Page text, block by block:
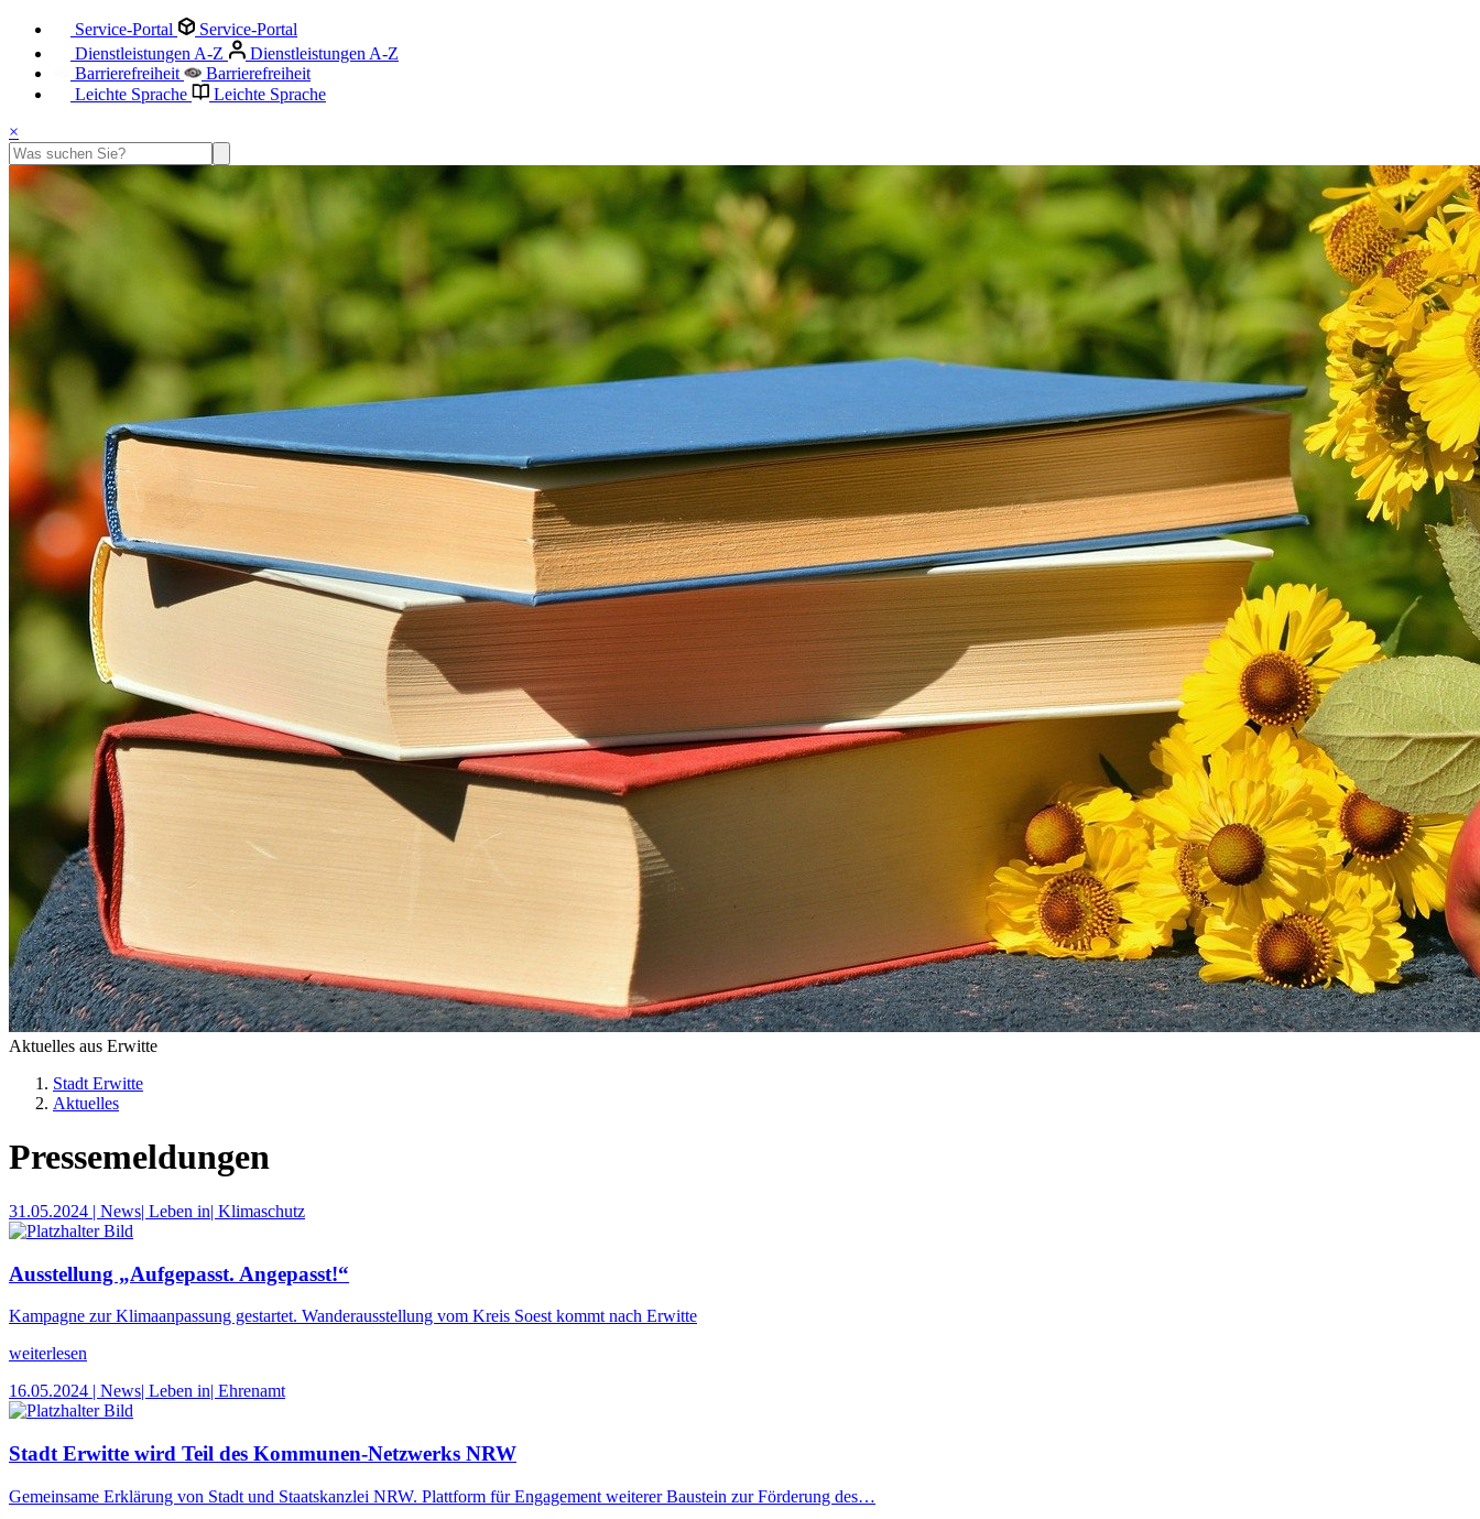
Service-Portal
Service-Portal
Dienstleistungen A-Z
Dienstleistungen A-Z
Barrierefreiheit
Barrierefreiheit
Leichte Sprache
Leichte Sprache
×
Aktuelles aus Erwitte
Stadt Erwitte
Aktuelles
Pressemeldungen
31.05.2024 | News| Leben in| Klimaschutz
Ausstellung „Aufgepasst. Angepasst!“
Kampagne zur Klimaanpassung gestartet. Wanderausstellung vom Kreis Soest kommt nach Erwitte
weiterlesen
16.05.2024 | News| Leben in| Ehrenamt
Stadt Erwitte wird Teil des Kommunen-Netzwerks NRW
Gemeinsame Erklärung von Stadt und Staatskanzlei NRW. Plattform für Engagement weiterer Baustein zur Förderung des…